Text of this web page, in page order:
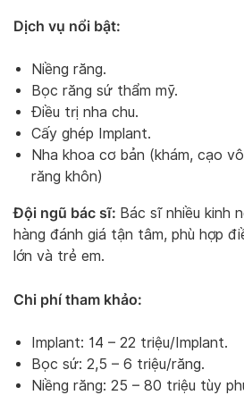
Dịch vụ nổi bật:
Niềng răng.
Bọc răng sứ thẩm mỹ.
Điều trị nha chu.
Cấy ghép Implant.
Nha khoa cơ bản (khám, cạo
răng khôn)
Đội ngũ bác sĩ: Bác sĩ nhiều kinh
hàng đánh giá tận tâm, phù hợp
lớn và trẻ em.
Chi phí tham khảo:
Implant: 14 – 22 triệu/Implant.
Bọc sứ: 2,5 – 6 triệu/răng.
Niềng răng: 25 – 80 triệu tùy